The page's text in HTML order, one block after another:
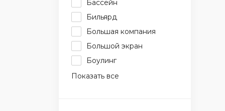
Бассейн
Бильярд
Большая компания
Большой экран
Боулинг
Показать все